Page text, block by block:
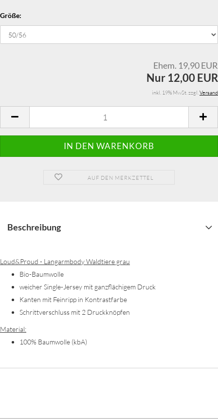
Größe:
Ehem. 19,90 EUR
Nur 12,00 EUR
inkl. 19% MwSt. zzgl.Versand
AUF DEN MERKZETTEL
Beschreibung
Loud&Proud - Langarmbody Waldtiere grau
Bio-Baumwolle
weicher Single-Jersey mit ganzflächigem Druck
Kanten mit Feinripp in Kontrastfarbe
Schrittverschluss mit 2 Druckknöpfen
Material:
100% Baumwolle (kbA)